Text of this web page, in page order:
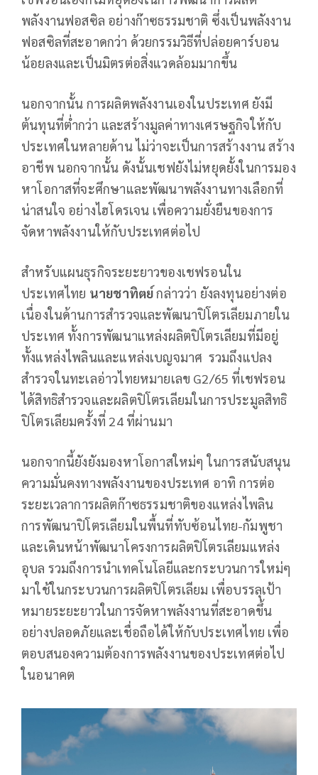
พลังงานฟอสซิล อย่างก๊าซธรรมชาติ ซึ่งเป็นพลังงาน
ฟอสซิลที่สะอาดกว่า ด้วยกรรมวิธีที่ปล่อยคาร์บอน
น้อยลงและเป็นมิตรต่อสิ่งแวดล้อมมากขึ้น
นอกจากนั้น การผลิตพลังงานเองในประเทศ ยังมี
ต้นทุนที่ต่ำกว่า และสร้างมูลค่าทางเศรษฐกิจให้กับ
ประเทศในหลายด้าน ไม่ว่าจะเป็นการสร้างงาน สร้าง
อาชีพ นอกจากนั้น ดังนั้นเชฟยังไม่หยุดยั้งในการมอง
หาโอกาสที่จะศึกษาและพัฒนาพลังงานทางเลือกที่
น่าสนใจ อย่างไฮโดรเจน เพื่อความยั่งยืนของการ
จัดหาพลังงานให้กับประเทศต่อไป
สำหรับแผนธุรกิจระยะยาวของเชฟรอนใน
ประเทศไทย นายชาทิตย์กล่าวว่า ยังลงทุนอย่างต่อ
เนื่องในด้านการสำรวจและพัฒนาปิโตรเลียมภายใน
ประเทศ ทั้งการพัฒนาแหล่งผลิตปิโตรเลียมที่มีอยู่
ทั้งแหล่งไพลินและแหล่งเบญจมาศ รวมถึงแปลง
สำรวจในทะเลอ่าวไทยหมายเลข G2/65 ที่เชฟรอน
ได้สิทธิสำรวจและผลิตปิโตรเลียมในการประมูลสิทธิ
ปิโตรเลียมครั้งที่ 24 ที่ผ่านมา
นอกจากนี้ยังยังมองหาโอกาสใหม่ๆ ในการสนับสนุน
ความมั่นคงทางพลังงานของประเทศ อาทิ การต่อ
ระยะเวลาการผลิตก๊าซธรรมชาติของแหล่งไพลิน
การพัฒนาปิโตรเลียมในพื้นที่ทับซ้อนไทย-กัมพูชา
และเดินหน้าพัฒนาโครงการผลิตปิโตรเลียมแหล่ง
อุบล รวมถึงการนำเทคโนโลยีและกระบวนการใหม่ๆ
มาใช้ในกระบวนการผลิตปิโตรเลียม เพื่อบรรลุเป้า
หมายระยะยาวในการจัดหาพลังงานที่สะอาดขึ้น
อย่างปลอดภัยและเชื่อถือได้ให้กับประเทศไทย เพื่อ
ตอบสนองความต้องการพลังงานของประเทศต่อไป
ในอนาคต